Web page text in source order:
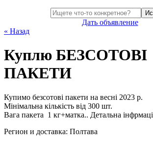
Дать объявление
« Назад
Куплю БЕЗСОТОВІ
ПАКЕТИ
Купимо безсотові пакети на весні 2023 р.
Мінімальна кількість від 300 шт.
Вага пакета 1 кг+матка.. Детальна
Регион и доставка: Полтава